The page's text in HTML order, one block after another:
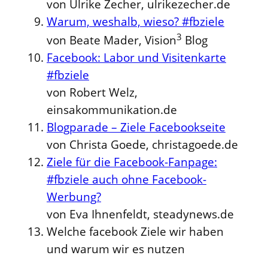
von Ulrike Zecher, ulrikezecher.de
Warum, weshalb, wieso? #fbziele
von Beate Mader, Vision3 Blog
Facebook: Labor und Visitenkarte
#fbziele
von Robert Welz,
einsakommunikation.de
Blogparade – Ziele Facebookseite
von Christa Goede, christagoede.de
Ziele für die Facebook-Fanpage:
#fbziele auch ohne Facebook-
Werbung?
von Eva Ihnenfeldt, steadynews.de
Welche facebook Ziele wir haben
und warum wir es nutzen